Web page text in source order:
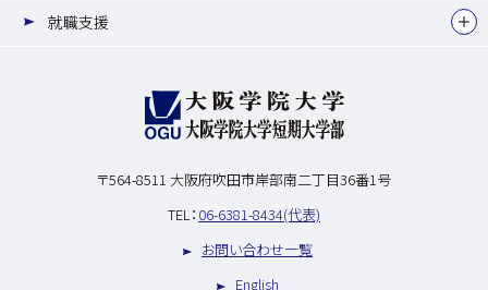
就職支援
〒564-8511 大阪府吹田市岸部南二丁目36番1号
TEL： 06-6381-8434(代表)
お問い合わせ一覧
English